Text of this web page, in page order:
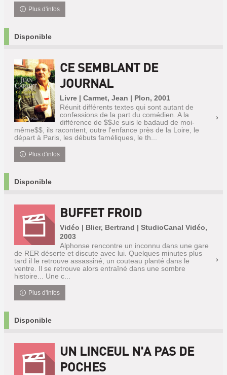
Plus d'infos
Disponible
CE SEMBLANT DE
JOURNAL
Livre | Carmet, Jean | Plon, 2001
Réunit différents textes qui sont autant de
confessions de la part du comédien. A la
différence de $$Je suis le badaud de moi-
même$$, ils racontent, outre l'enfance près de la Loire, le
départ à Paris, les débuts faméliques, le th...
Plus d'infos
Disponible
BUFFET FROID
Vidéo | Blier, Bertrand | StudioCanal Vidéo,
2003
Alphonse rencontre un inconnu dans une gare
de RER déserte et discute avec lui. Quelques minutes plus
tard il le retrouve assassiné, un couteau planté dans le
ventre. Il se retrouve alors entraîné dans une sombre
histoire... Une c...
Plus d'infos
Disponible
UN LINCEUL N'A PAS DE
POCHES